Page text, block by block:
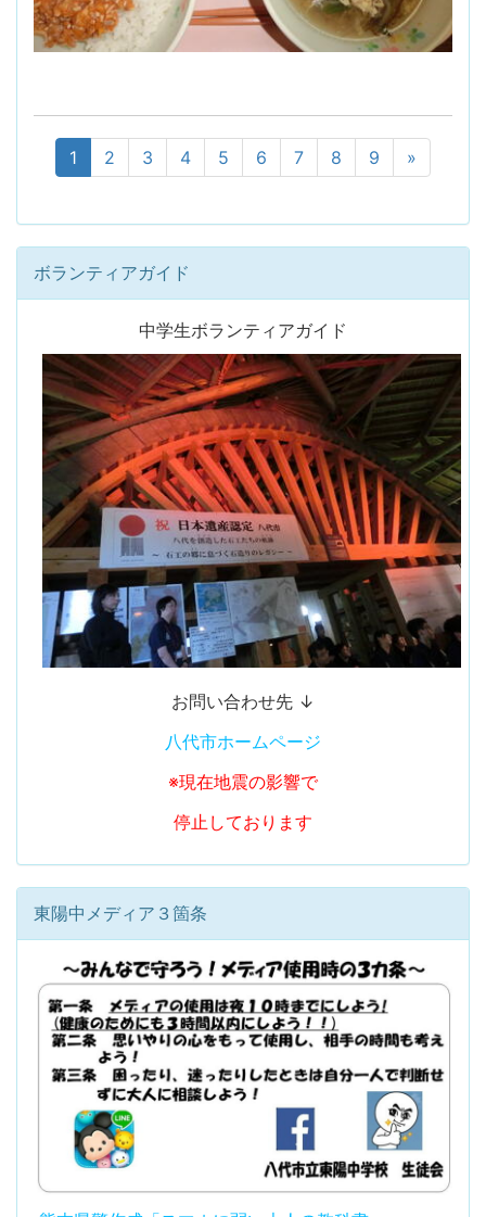
1 2 3 4 5 6 7 8 9 »
ボランティアガイド
中学生ボランティアガイド
お問い合わせ先 ↓
八代市ホームページ
※現在地震の影響で
停止しております
東陽中メディア３箇条